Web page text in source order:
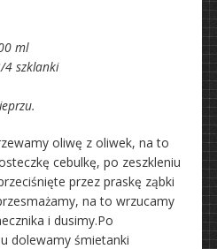
ml
4 szklanki
oliwę z oliwek, na to
cebulkę, po zeszkleniu
przez praskę ząbki
na to wrzucamy
i dusimy.Po
dolewamy śmietanki